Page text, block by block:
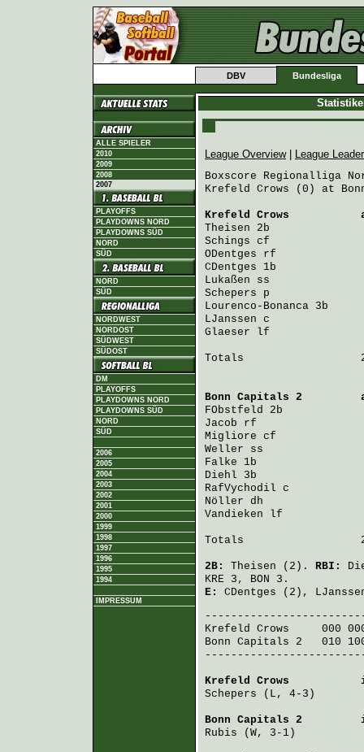
DBV Bundesliga
ALLE SPIELER
2010
2009
2008
2007
PLAYOFFS
PLAYDOWNS NORD
PLAYDOWNS SÜD
NORD
SÜD
NORD
SÜD
NORDWEST
NORDOST
SÜDWEST
SÜDOST
DM
PLAYOFFS
PLAYDOWNS NORD
PLAYDOWNS SÜD
NORD
SÜD
2006
2005
2004
2003
2002
2001
2000
1999
1998
1997
1996
1995
1994
IMPRESSUM
League Overview|
League
Boxscore Regionalliga
Krefeld Crows (0) at
Krefeld Crows
Theisen 2b
Schings cf               3
ODentges rf              3
CDentges 1b
Lukaßen ss
Schepers p               3
Lourenco-Bonanca 3b
LJanssen c               2
Glaeser lf               2
Totals
Bonn Capitals 2
FObstfeld 2b
Jacob rf                 3
Migliore cf              3
Weller ss                2
Falke 1b                 2
Diehl 3b                 2
RafVychodil c
Nöller dh
Vandieken lf             2
Totals
2B: Theisen (2). RBI:
KRE 3, BON 3.
E: CDentges (2),
Krefeld Crows
000
Bonn Capitals 2
010
Krefeld Crows
Schepers (L, 4-3)
Bonn Capitals 2
Rubis (W, 3-1)